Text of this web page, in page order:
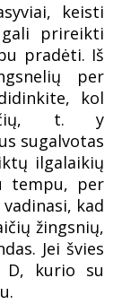
keisti
gali prireikti
pradėti. Iš
per
kol
t. y
sugalvotas
ilgalaikių
tempu, per
kad
žingsnių,
Jei švies
D, kurio su